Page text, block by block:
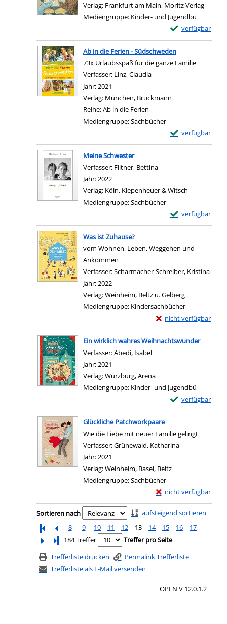
Verlag: Frankfurt am Main, Moritz Verlag
Mediengruppe: Kinder- und Jugendbü
verfügbar
Exemplar-Details
Zum Download
Ab in die Ferien - Südschweden
73x Urlaubsspaß für die ganze Familie
Verfasser: Linz, Claudia
Jahr:2021
Verlag: München, Bruckmann
Reihe:Ab in die Ferien
Mediengruppe:Sachbücher
verfügbar
Exemplar-Details
Zum Download
Meine Schwester
Verfasser: Flitner, Bettina
Jahr:2022
Verlag: Köln, Kiepenheuer & Witsch
Mediengruppe:Sachbücher
verfügbar
Exemplar-Details
Zum Download
Was ist Zuhause?
vom Wohnen, Leben, Weggehen und
Ankommen
Verfasser:Scharmacher-Schreiber, Kristina
Jahr:2022
Verlag:Weinheim, Beltz u. Gelberg
Mediengruppe: Kindersachbücher
nicht verfügbar
Exemplar-Details von
Zum Download von
Ein wirklich wahres Weihnachtswunder
Verfasser:Abedi, Isabel
Jahr:2021
Verlag:Würzburg, Arena
Mediengruppe: Kinder- und Jugendbü
verfügbar
Exemplar-Details
Zum Download
Glückliche Patchworkpaare
Wie die Liebe mit neuer Familie gelingt
Verfasser:Grünewald, Katharina
Jahr:2021
Verlag:Weinheim, Basel, Beltz
Mediengruppe:Sachbücher
nicht verfügbar
Exemplar-Details von
Zum Download von
Zu den Suchfiltern springen
Sortieren nach
aufsteigend sortieren
8
9 10 11 12 13 14 15 16
17
Letzte Seite
184 Treffer
Treffer pro Seite
Trefferliste drucken
Permalink Trefferliste
Trefferliste als E-Mail versenden
OPEN V 12.0.1.2